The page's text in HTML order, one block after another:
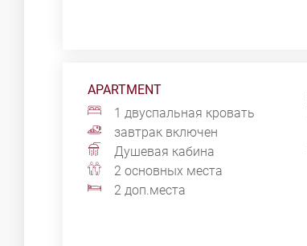
АPARTMENT
1 двуспальная кровать
завтрак включен
Душевая кабина
2 основных места
2 доп.места